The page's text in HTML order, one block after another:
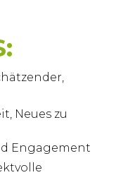
Neues zu
Engagement